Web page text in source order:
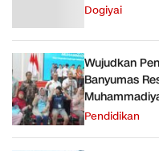
Dogiyai
Wujudkan
Banyumas
Pendidikan